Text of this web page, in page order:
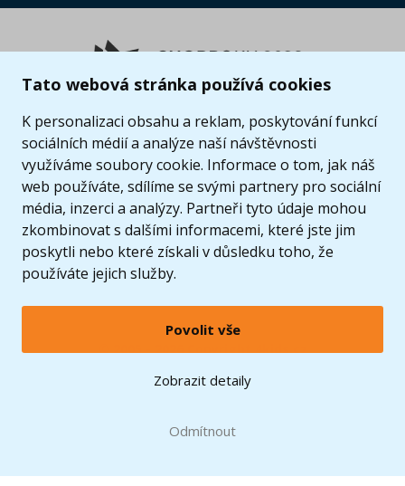
Tato webová stránka používá cookies
K personalizaci obsahu a reklam, poskytování funkcí
sociálních médií a analýze naší návštěvnosti
využíváme soubory cookie. Informace o tom, jak náš
web používáte, sdílíme se svými partnery pro sociální
média, inzerci a analýzy. Partneři tyto údaje mohou
zkombinovat s dalšími informacemi, které jste jim
poskytli nebo které získali v důsledku toho, že
používáte jejich služby.
Povolit vše
Zobrazit detaily
Odmítnout
© 2005 - 2026 Copyright 4kids.cz
LEGO, logo LEGO a minifigurka jsou ochrannými známkami společnosti LEGO Group. ©
2024 The LEGO Group.
Zobrazit verzi pro desktop
při nákupu od